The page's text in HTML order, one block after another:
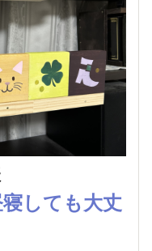
寝しても大丈